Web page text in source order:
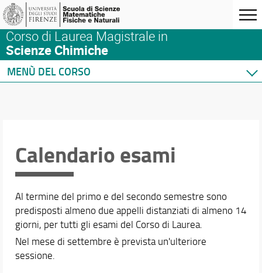
Corso di Laurea Magistrale in
Scienze Chimiche
MENÙ DEL CORSO
Docenti
Orario e calendari
Orario delle lezioni
Calendario esami di laurea
Calendario esami
Calendario esami
Al termine del primo e del secondo semestre sono
predisposti almeno due appelli distanziati di almeno 14
giorni, per tutti gli esami del Corso di Laurea.
Nel mese di settembre è prevista un'ulteriore
sessione.